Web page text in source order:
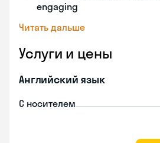
engaging
Читать дальше
Услуги и цены
Английский язык
С носителем